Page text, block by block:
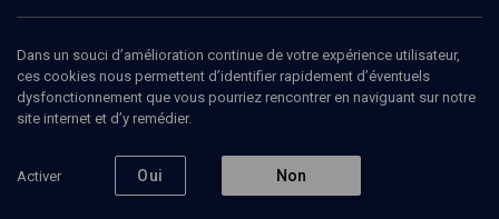
Croyances et
Religions dans le
monde actuel
(6/6)
Aide aux aidants.
Entourage-
courage (4/4)
Dans un souci d’amélioration continue de votre expérience utilisateur,
ces cookies nous permettent d’identifier rapidement d’éventuels
dysfonctionnement que vous pourriez rencontrer en naviguant sur notre
site internet et d’y remédier.
Activer Oui Non